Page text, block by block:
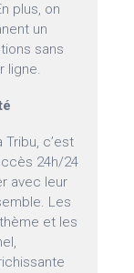
plus, on
un
sans
ligne.
c’est
24h/24
avec leur
Les
et les